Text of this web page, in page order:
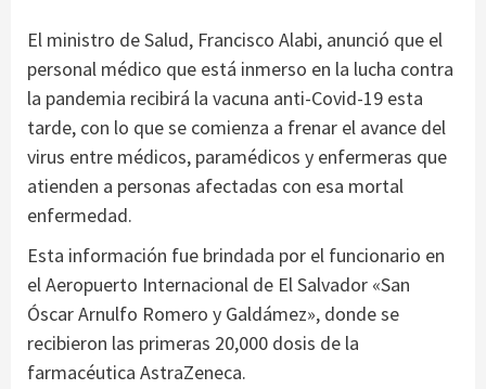
El ministro de Salud, Francisco Alabi, anunció que el
personal médico que está inmerso en la lucha contra
la pandemia recibirá la vacuna anti-Covid-19 esta
tarde, con lo que se comienza a frenar el avance del
virus entre médicos, paramédicos y enfermeras que
atienden a personas afectadas con esa mortal
enfermedad.
Esta información fue brindada por el funcionario en
el Aeropuerto Internacional de El Salvador «San
Óscar Arnulfo Romero y Galdámez», donde se
recibieron las primeras 20,000 dosis de la
farmacéutica AstraZeneca.